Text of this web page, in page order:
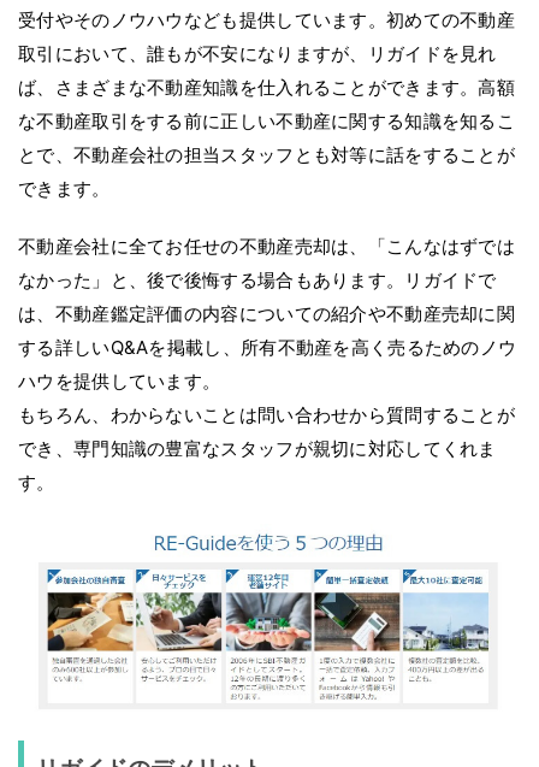
受付やそのノウハウなども提供しています。初めての不動産
取引において、誰もが不安になりますが、リガイドを見れ
ば、さまざまな不動産知識を仕入れることができます。高額
な不動産取引をする前に正しい不動産に関する知識を知るこ
とで、不動産会社の担当スタッフとも対等に話をすることが
できます。
不動産会社に全てお任せの不動産売却は、「こんなはずでは
なかった」と、後で後悔する場合もあります。リガイドで
は、不動産鑑定評価の内容についての紹介や不動産売却に関
する詳しいQ&Aを掲載し、所有不動産を高く売るためのノウ
ハウを提供しています。
もちろん、わからないことは問い合わせから質問することが
でき、専門知識の豊富なスタッフが親切に対応してくれま
す。